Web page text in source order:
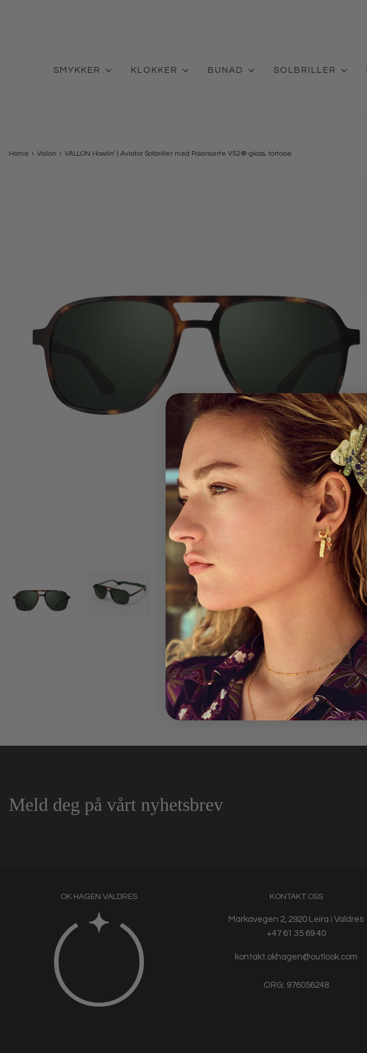
SMYKKER KLOKKER BUNAD SOLBRILLER
Home › Vallon › VALLON Howlin' | Aviator Solbriller med Polariserte V52®-glass, tortoise
Meld deg på vårt nyhetsbrev
OK HAGEN VALDRES KONTAKT OSS
Markavegen 2, 2920 Leira i Valdres
+47 61 35 69 40
kontakt.okhagen@outlook.com
ORG: 976056248